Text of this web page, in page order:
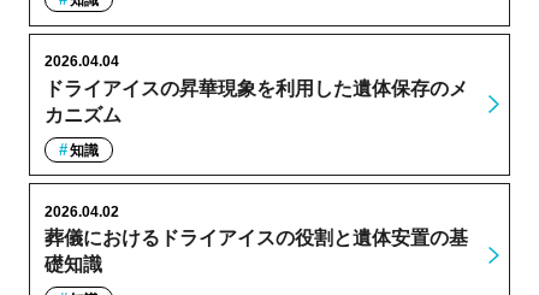
ドライアイスの昇華現象を利用した遺体保存のメ
カニズム
2026.04.04
知識
葬儀におけるドライアイスの役割と遺体安置の基
礎知識
2026.04.02